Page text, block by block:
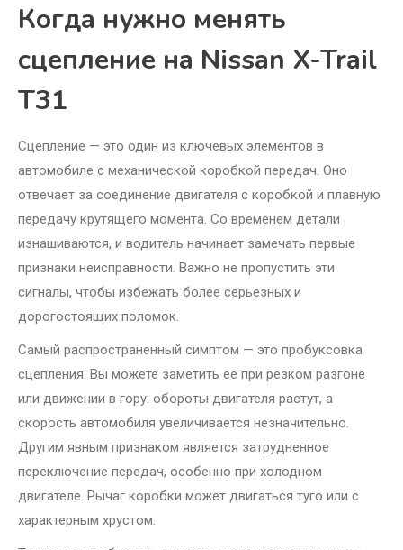
Когда нужно менять
сцепление на Nissan X-Trail
T31
Сцепление — это один из ключевых элементов в
автомобиле с механической коробкой передач. Оно
отвечает за соединение двигателя с коробкой и плавную
передачу крутящего момента. Со временем детали
изнашиваются, и водитель начинает замечать первые
признаки неисправности. Важно не пропустить эти
сигналы, чтобы избежать более серьезных и
дорогостоящих поломок.
Самый распространенный симптом — это пробуксовка
сцепления. Вы можете заметить ее при резком разгоне
или движении в гору: обороты двигателя растут, а
скорость автомобиля увеличивается незначительно.
Другим явным признаком является затрудненное
переключение передач, особенно при холодном
двигателе. Рычаг коробки может двигаться туго или с
характерным хрустом.